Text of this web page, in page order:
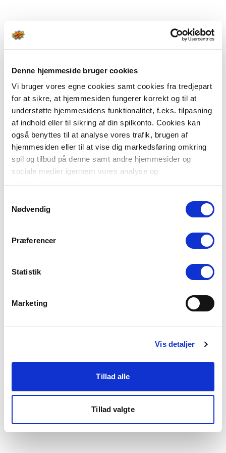
Denne hjemmeside bruger cookies
Vi bruger vores egne cookies samt cookies fra tredjepart
for at sikre, at hjemmesiden fungerer korrekt og til at
understøtte hjemmesidens funktionalitet, f.eks. tilpasning
af indhold eller til sikring af din spilkonto. Cookies kan
også benyttes til at analyse vores trafik, brugen af
hjemmesiden eller til at vise dig markedsføring omkring
spil og tilbud på denne samt andre hjemmesider og
sociale medier igennem vores analyse og
Du kan læse mere om vores brug af cookies under
"Detaljer" eller ved at klikke videre til vores Cookiepolitik,
Nødvendig
Præferencer
Statistik
Marketing
Vis detaljer
Tillad alle
Tillad valgte